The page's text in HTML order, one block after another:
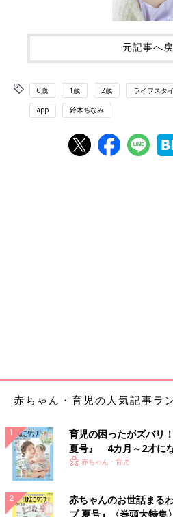
元記事へ
0歳 1歳 2歳 ライフスタ
app 鈴木ちなみ
赤ちゃん・育児の人気記事ラ
育児の困ったがズバリ
夏号』 4カ月～2才に
いっぱい！
赤ちゃん・育児
赤ちゃんのお世話まる
ブ 夏号』〈巻頭大特集